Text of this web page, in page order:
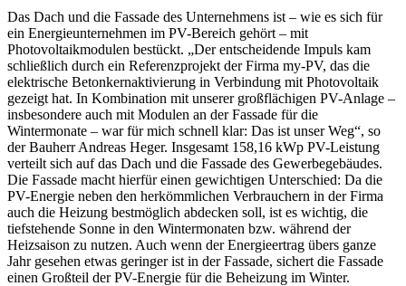
Das Dach und die Fassade des Unternehmens ist – wie es sich für
ein Energieunternehmen im PV-Bereich gehört – mit
Photovoltaikmodulen bestückt. „Der entscheidende Impuls kam
schließlich durch ein Referenzprojekt der Firma my-PV, das die
elektrische Betonkernaktivierung in Verbindung mit Photovoltaik
gezeigt hat. In Kombination mit unserer großflächigen PV-Anlage –
insbesondere auch mit Modulen an der Fassade für die
Wintermonate – war für mich schnell klar: Das ist unser Weg“, so
der Bauherr Andreas Heger. Insgesamt 158,16 kWp PV-Leistung
verteilt sich auf das Dach und die Fassade des Gewerbegebäudes.
Die Fassade macht hierfür einen gewichtigen Unterschied: Da die
PV-Energie neben den herkömmlichen Verbrauchern in der Firma
auch die Heizung bestmöglich abdecken soll, ist es wichtig, die
tiefstehende Sonne in den Wintermonaten bzw. während der
Heizsaison zu nutzen. Auch wenn der Energieertrag übers ganze
Jahr gesehen etwas geringer ist in der Fassade, sichert die Fassade
einen Großteil der PV-Energie für die Beheizung im Winter.